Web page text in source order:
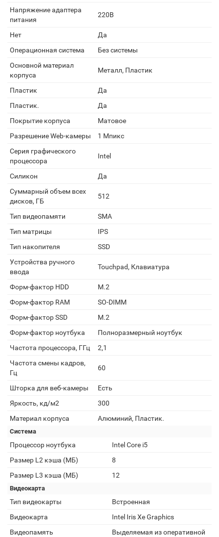
Напряжение адаптера
питания
220В
Нет
Да
Операционная система
Без системы
Основной материал
корпуса
Металл, Пластик
Пластик
Да
Пластик.
Да
Покрытие корпуса
Матовое
Разрешение Web-камеры
1 Мпикс
Серия графического
процессора
Intel
Силикон
Да
Суммарный объем всех
дисков, ГБ
512
Тип видеопамяти
SMA
Тип матрицы
IPS
Тип накопителя
SSD
Устройства ручного
ввода
Touchpad, Клавиатура
Форм-фактор HDD
M.2
Форм-фактор RAM
SO-DIMM
Форм-фактор SSD
M.2
Форм-фактор ноутбука
Полноразмерный ноутбук
Частота процессора, ГГц
2,1
Частота смены кадров,
Гц
60
Шторка для веб-камеры
Есть
Яркость, кд/м2
300
Материал корпуса
Алюминий, Пластик.
Система
Процессор ноутбука
Intel Core i5
Размер L2 кэша (МБ)
8
Размер L3 кэша (МБ)
12
Видеокарта
Тип видеокарты
Встроенная
Видеокарта
Intel Iris Xe Graphics
Видеопамять
Выделяемая из оперативной